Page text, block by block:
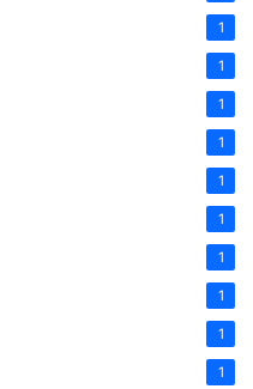
1
1
1
1
1
1
1
1
1
1